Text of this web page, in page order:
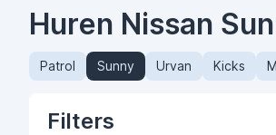
Huren Nissan
Patrol Sunny Urvan Kicks
Filters